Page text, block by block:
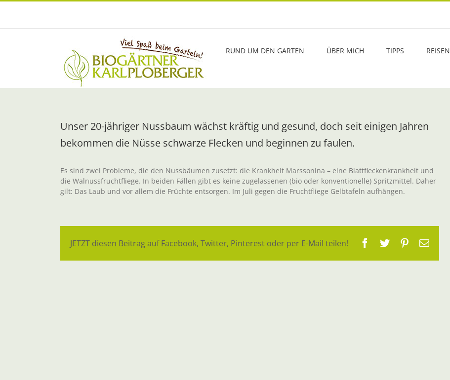
Zum
RUND UM DEN GARTEN ÜBER MICH TIPPS REISEN
Unser 20-jähriger Nussbaum wächst kräftig und gesund, doch seit einigen Jahren
bekommen die Nüsse schwarze Flecken und beginnen zu faulen.
Es sind zwei Probleme, die den Nussbäumen zusetzt: die Krankheit Marssonina – eine Blattfleckenkrankheit und
die Walnussfruchtfliege. In beiden Fällen gibt es keine zugelassenen (bio oder konventionelle) Spritzmittel. Daher
gilt: Das Laub und vor allem die Früchte entsorgen. Im Juli gegen die Fruchtfliege Gelbtafeln aufhängen.
JETZT diesen Beitrag auf Facebook, Twitter, Pinterest oder per E-Mail teilen! Facebook
TwitterPinterest
E-